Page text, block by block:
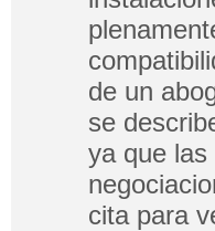
de un
se
ya que
cita para